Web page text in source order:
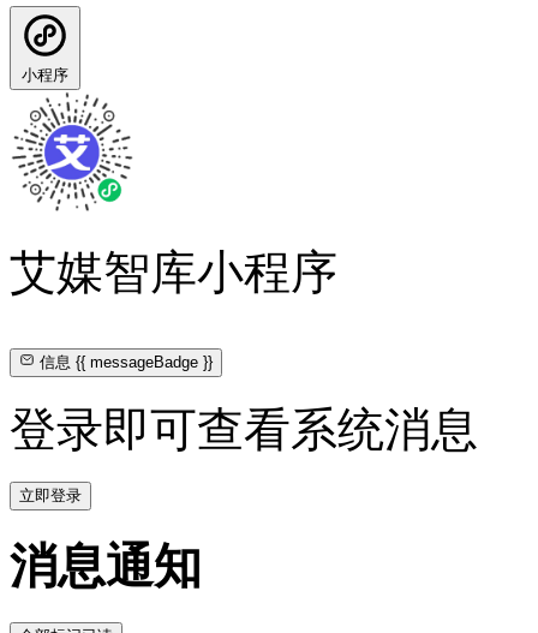
小程序
艾媒智库小程序
信息{{ messageBadge }}
登录即可查看系统消息
立即登录
消息通知